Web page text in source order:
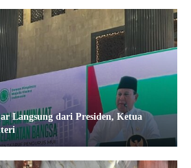
Langsung dari Presiden, Ketua